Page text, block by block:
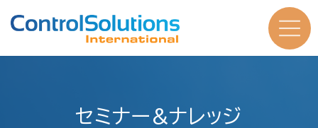
へ
ョ
セミナー&ナレッジ